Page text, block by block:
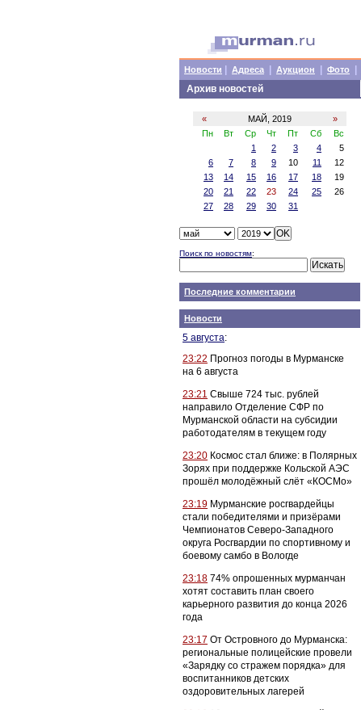
Новости Адреса Аукцион Фото
Архив новостей
« МАЙ, 2019
»
Пн
Вт Ср Чт Пт Сб
Вс
1
2 3 4
5
6
7 8 9 10 11
12
13
14 15 16 17 18
19
20
21 22 23 24 25
26
27
28 29 30 31
Поиск по новостям:
Последние комментарии
Новости
5 августа:
23:22 Прогноз погоды в Мурманске
на 6 августа
23:21 Свыше 724 тыс. рублей
направило Отделение СФР по
Мурманской области на субсидии
работодателям в текущем году
23:20 Космос стал ближе: в Полярных
Зорях при поддержке Кольской АЭС
прошёл молодёжный слёт «КОСМо»
23:19 Мурманские росгвардейцы
стали победителями и призёрами
Чемпионатов Северо-Западного
округа Росгвардии по спортивному и
боевому самбо в Вологде
23:18 74% опрошенных мурманчан
хотят составить план своего
карьерного развития до конца 2026
года
23:17 От Островного до Мурманска:
региональные полицейские провели
«Зарядку со стражем порядка» для
воспитанников детских
оздоровительных лагерей